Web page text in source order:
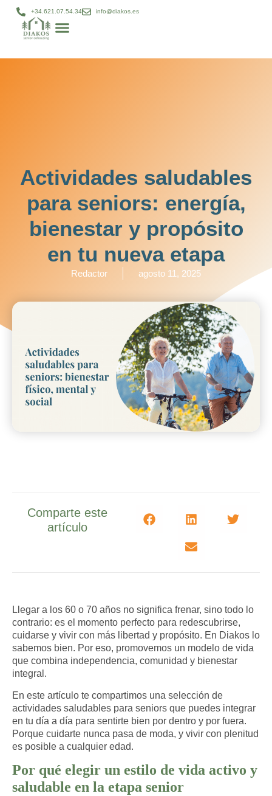
+34.621.07.54.34 info@diakos.es
Actividades saludables
para seniors: energía,
bienestar y propósito
en tu nueva etapa
Redactor agosto 11, 2025
Comparte este
artículo
Llegar a los 60 o 70 años no significa frenar, sino todo lo
contrario: es el momento perfecto para redescubrirse,
cuidarse y vivir con más libertad y propósito. En Diakos lo
sabemos bien. Por eso, promovemos un modelo de vida
que combina independencia, comunidad y bienestar
integral.
En este artículo te compartimos una selección de
actividades saludables para seniors que puedes integrar
en tu día a día para sentirte bien por dentro y por fuera.
Porque cuidarte nunca pasa de moda, y vivir con plenitud
es posible a cualquier edad.
Por qué elegir un estilo de vida activo y
saludable en la etapa senior